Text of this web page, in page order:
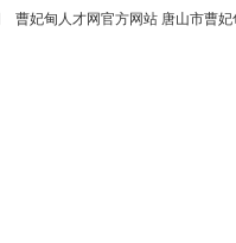
曹妃甸人才网官方网站 唐山市曹